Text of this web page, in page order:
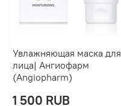
Увлажняющая маска для
лица| Ангиофарм
(Angiopharm)
1 500 RUB